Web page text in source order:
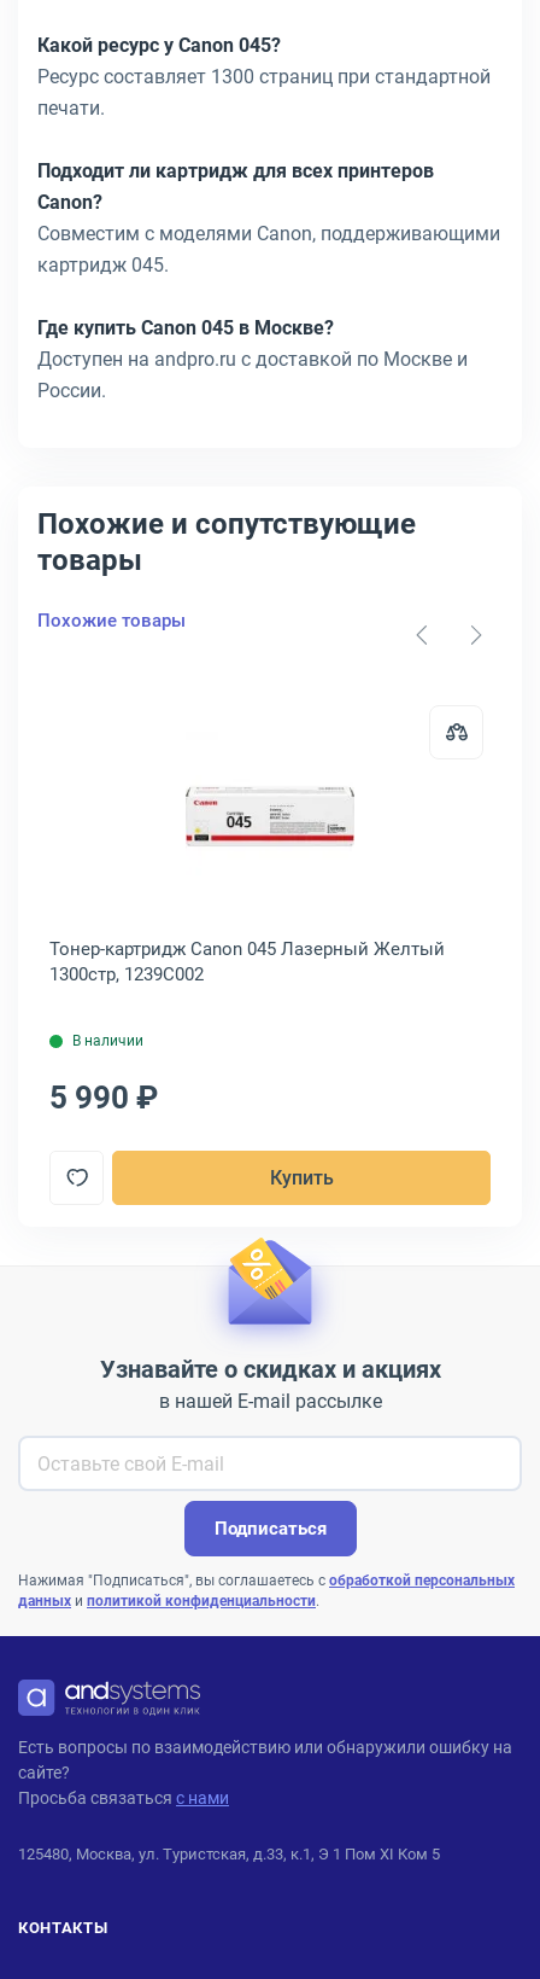
Какой ресурс у Canon 045?
Ресурс составляет 1300 страниц при стандартной
печати.
Подходит ли картридж для всех принтеров
Canon?
Совместим с моделями Canon, поддерживающими
картридж 045.
Где купить Canon 045 в Москве?
Доступен на andpro.ru с доставкой по Москве и
России.
Похожие и сопутствующие
товары
Похожие товары
Canon 045 Лазерный Черный 1400стр, 1242C002
Открыть товар: Тонер-картридж
Тонер-картридж Canon 045 Лазерный Желтый
1300стр, 1239C002
В наличии
5 990 ₽
Купить
Узнавайте о скидках и акциях
в нашей E-mail рассылке
Подписаться
Нажимая "Подписаться", вы соглашаетесь с обработкой персональных
данных и политикой конфиденциальности.
ANDPRO
Есть вопросы по взаимодействию или обнаружили ошибку на
сайте?
Просьба связаться с нами
125480, Москва, ул. Туристская, д.33, к.1, Э 1 Пом XI Ком 5
КОНТАКТЫ